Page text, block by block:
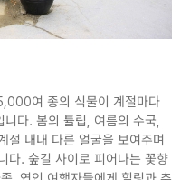
여 종의 식물이 계절마다
다. 봄의 튤립, 여름의 수국,
절 내내 다른 얼굴을 보여주며
다. 숲길 사이로 피어나는 꽃향